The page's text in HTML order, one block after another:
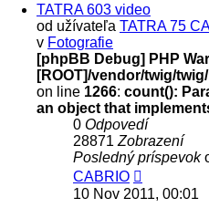
TATRA 603 video
od užívateľa TATRA 75
v Fotografie
[phpBB Debug] PHP
[ROOT]/vendor/twig/
on line 1266: count():
an object that
0 Odpovedí
28871 Zobrazení
Posledný príspevok
CABRIO
10 Nov 2011, 00:01